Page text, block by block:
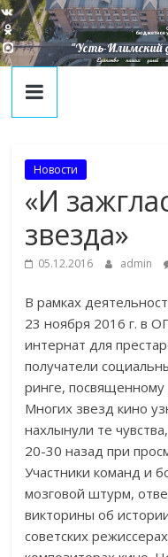
бюджетное
"Усть-Илимский
Единство наших целей
Новости
«И
звезда»
05.12.2016 admin
В рамках
23 ноября 2016 г. в
интернат для
получатели
ринге, посвященному
Многих звезд кино
нахлынули те
20-30 назад при
Участники команд и
мозговой штурм,
викторины об
советских